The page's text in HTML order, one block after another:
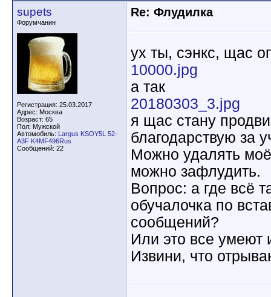
supets
Форумчанин
Регистрация: 25.03.2017
Адрес: Москва
Возраст: 65
Пол: Мужской
Автомобиль: Largus KSOY5L 52-
A3F K4MF496Rus
Сообщений: 22
Re: Флудилка
ух ты, сэнкс, щас
10000.jpg
а так
20180303_3.jpg
я щас стану
благодарствую за
Можно удалять
можно зафлудить.
Вопрос: а где всё
обучалочка по
сообщений?
Или это все умеют
Извини, что